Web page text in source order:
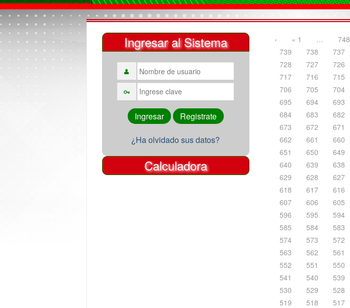
Ingresar al Sistema
¿Ha olvidado sus datos?
Calculadora
‹ « 1 … 748
739
738 737
728
727 726
717
716 715
706
705 704
695
694 693
684
683 682
673
672 671
662
661 660
651
650 649
640
639 638
629
628 627
618
617 616
607
606 605
596
595 594
585
584 583
574
573 572
563
562 561
552
551 550
541
540 539
530
529 528
519
518 517